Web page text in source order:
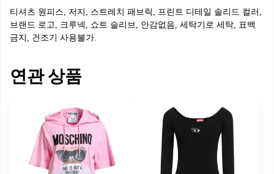
티셔츠 원피스, 저지, 스트레치 패브릭, 프린트 디테일 솔리드 컬러,
브랜드 로고, 크루넥, 쇼트 슬리브, 안감없음, 세탁기로 세탁, 표백
금지, 건조기 사용불가.
연관 상품